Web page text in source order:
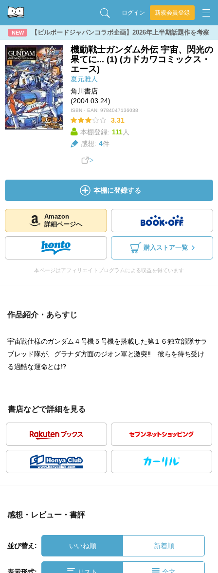
ログイン 新規会員登録
NEW 【ビルボードジャパンコラボ企画】2026年上半期話題作を考察
機動戦士ガンダム外伝 宇宙、閃光の
果てに... (1) (カドカワコミックス・
エース)
夏元雅人
角川書店
(2004.03.24)
ISBN・EAN: 9784047136038
3.31
本棚登録: 111人
感想: 4件
本棚に登録する
Amazon
詳細ページへ
購入ストア一覧
本ページはアフィリエイトプログラムによる収益を得ています
作品紹介・あらすじ
宇宙戦仕様のガンダム４号機５号機を搭載した第１６独立部隊サラ
ブレッド隊が、グラナダ方面のジオン軍と激突!! 彼らを待ち受け
る過酷な運命とは!?
書店などで詳細を見る
感想・レビュー・書評
並び替え: いいね順 新着順